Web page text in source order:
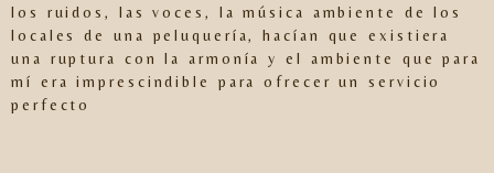
los ruidos, las voces, la música ambiente de los
locales de una peluquería, hacían que existiera
una ruptura con la armonía y el ambiente que para
mí era imprescindible para ofrecer un servicio
perfecto